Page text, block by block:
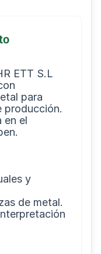
para
producción.
en el
y
de metal.